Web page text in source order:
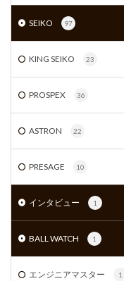
SEIKO 97
KING SEIKO 23
PROSPEX 36
ASTRON 22
PRESAGE 10
インタビュー 1
BALL WATCH 1
エンジニアマスター 1